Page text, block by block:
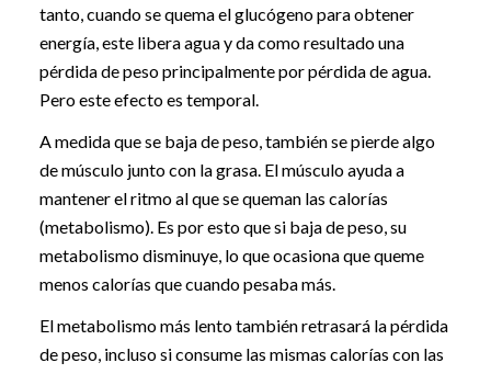
tanto, cuando se quema el glucógeno para obtener
energía, este libera agua y da como resultado una
pérdida de peso principalmente por pérdida de agua.
Pero este efecto es temporal.
A medida que se baja de peso, también se pierde algo
de músculo junto con la grasa. El músculo ayuda a
mantener el ritmo al que se queman las calorías
(metabolismo). Es por esto que si baja de peso, su
metabolismo disminuye, lo que ocasiona que queme
menos calorías que cuando pesaba más.
El metabolismo más lento también retrasará la pérdida
de peso, incluso si consume las mismas calorías con las